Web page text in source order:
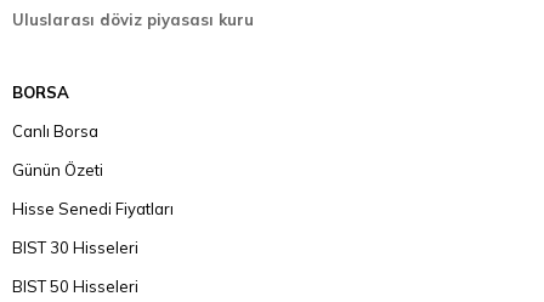
Uluslarası döviz piyasası kuru
BORSA
Canlı Borsa
Günün Özeti
Hisse Senedi Fiyatları
BIST 30 Hisseleri
BIST 50 Hisseleri